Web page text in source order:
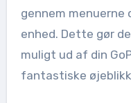
gennem menuerne
enhed. Dette gør
muligt ud af din
fantastiske